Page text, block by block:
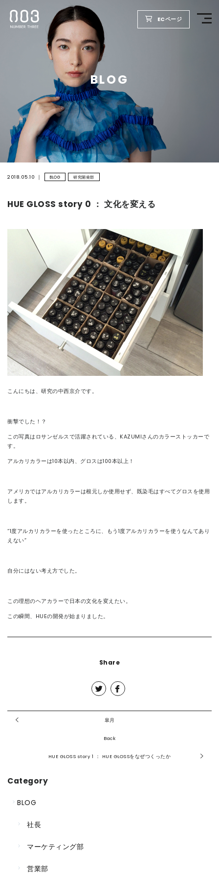
ECページ
BLOG
2018.05.10 BLOG 研究開発部
HUE GLOSS story 0 ： 文化を変える
こんにちは、研究の中西京介です。
衝撃でした！？
この写真はロサンゼルスで活躍されている、KAZUMIさんのカラーストッカーで
す。
アルカリカラーは10本以内、グロスは100本以上！
アメリカではアルカリカラーは根元しか使用せず、既染毛はすべてグロスを使用
します。
“1度アルカリカラーを使ったところに、もう1度アルカリカラーを使うなんてあり
えない”
自分にはない考え方でした。
この理想のヘアカラーで日本の文化を変えたい。
この瞬間、HUEの開発が始まりました。
Share
皐月
Back
HUE GLOSS story 1 ： HUE GLOSSをなぜつくったか
Category
BLOG
社長
マーケティング部
営業部
TOP
PRODUCTS
WELLBEING REPORT
FOR SALON
COMPANY
RECRUIT
CONTACT